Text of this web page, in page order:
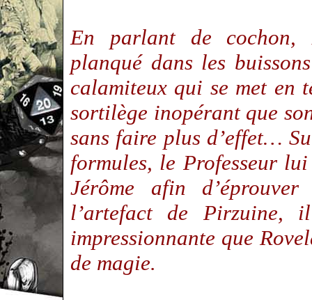
En parlant de cochon,
planqué dans les
calamiteux qui se met en
sortilège inopérant que
sans faire plus d’effet…
formules, le Professeur
Jérôme afin
l’artefact de Pirzuine,
impressionnante que
de magie.